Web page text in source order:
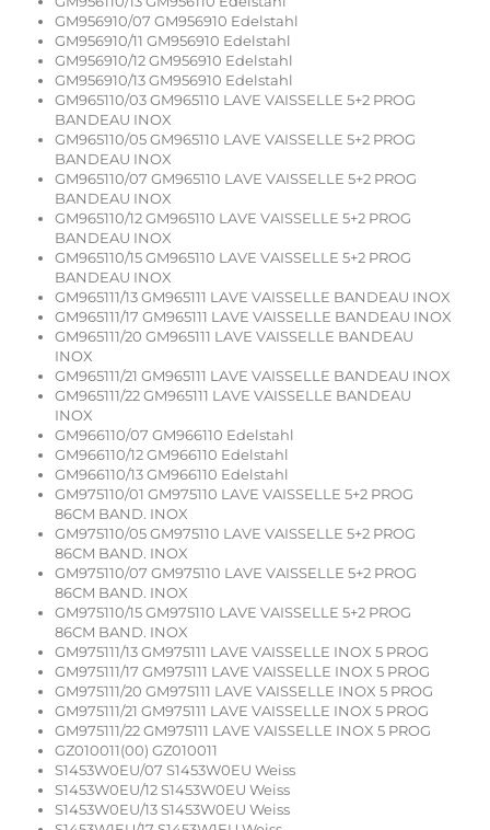
GM956910/07 GM956910 Edelstahl
GM956910/11 GM956910 Edelstahl
GM956910/12 GM956910 Edelstahl
GM956910/13 GM956910 Edelstahl
GM965110/03 GM965110 LAVE VAISSELLE 5+2 PROG
BANDEAU INOX
GM965110/05 GM965110 LAVE VAISSELLE 5+2 PROG
BANDEAU INOX
GM965110/07 GM965110 LAVE VAISSELLE 5+2 PROG
BANDEAU INOX
GM965110/12 GM965110 LAVE VAISSELLE 5+2 PROG
BANDEAU INOX
GM965110/15 GM965110 LAVE VAISSELLE 5+2 PROG
BANDEAU INOX
GM965111/13 GM965111 LAVE VAISSELLE BANDEAU INOX
GM965111/17 GM965111 LAVE VAISSELLE BANDEAU INOX
GM965111/20 GM965111 LAVE VAISSELLE BANDEAU
INOX
GM965111/21 GM965111 LAVE VAISSELLE BANDEAU INOX
GM965111/22 GM965111 LAVE VAISSELLE BANDEAU
INOX
GM966110/07 GM966110 Edelstahl
GM966110/12 GM966110 Edelstahl
GM966110/13 GM966110 Edelstahl
GM975110/01 GM975110 LAVE VAISSELLE 5+2 PROG
86CM BAND. INOX
GM975110/05 GM975110 LAVE VAISSELLE 5+2 PROG
86CM BAND. INOX
GM975110/07 GM975110 LAVE VAISSELLE 5+2 PROG
86CM BAND. INOX
GM975110/15 GM975110 LAVE VAISSELLE 5+2 PROG
86CM BAND. INOX
GM975111/13 GM975111 LAVE VAISSELLE INOX 5 PROG
GM975111/17 GM975111 LAVE VAISSELLE INOX 5 PROG
GM975111/20 GM975111 LAVE VAISSELLE INOX 5 PROG
GM975111/21 GM975111 LAVE VAISSELLE INOX 5 PROG
GM975111/22 GM975111 LAVE VAISSELLE INOX 5 PROG
GZ010011(00) GZ010011
S1453W0EU/07 S1453W0EU Weiss
S1453W0EU/12 S1453W0EU Weiss
S1453W0EU/13 S1453W0EU Weiss